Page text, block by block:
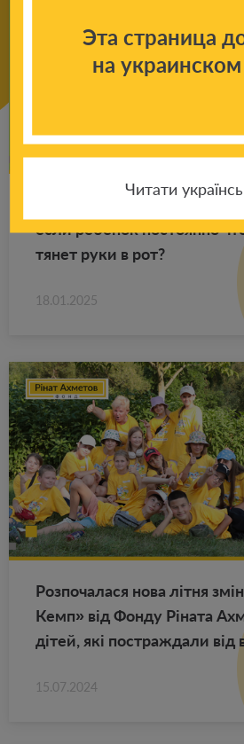
Со­ве­ты пси­хо­ло­га
если ре­бе­нок по­сто­ян­но
тянет руки в рот?
18.01.2025
Роз­по­ча­ла­ся нова літня
Кемп» від Фонду Ріната
дітей, які по­ст­раж­да­ли від
15.07.2024
Эта страница
на
Читати